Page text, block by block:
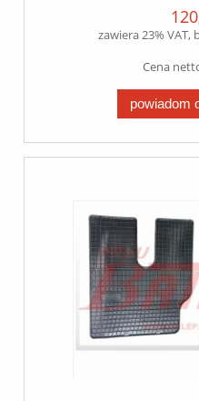
zawiera 23%
Cena
powiadom